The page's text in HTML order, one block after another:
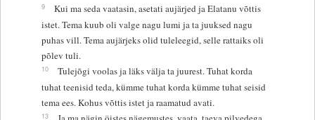
9
Kui ma seda vaatasin, asetati aujärjed ja Elatanu võttis
istet. Tema kuub oli valge nagu lumi ja ta juuksed nagu
puhas vill. Tema aujärjeks olid tuleleegid, selle rattaiks oli
põlev tuli.
10
Tulejõgi voolas ja läks välja ta juurest. Tuhat korda
tuhat teenisid teda, kümme tuhat korda kümme tuhat seisid
tema ees. Kohus võttis istet ja raamatud avati.
13